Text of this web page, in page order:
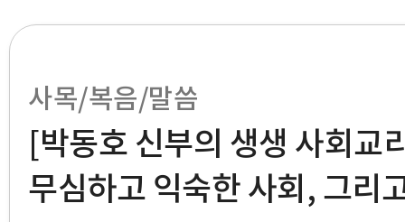
사목/복음/말씀
[박동호 신부의 생생 사회교
무심하고 익숙한 사회, 그리